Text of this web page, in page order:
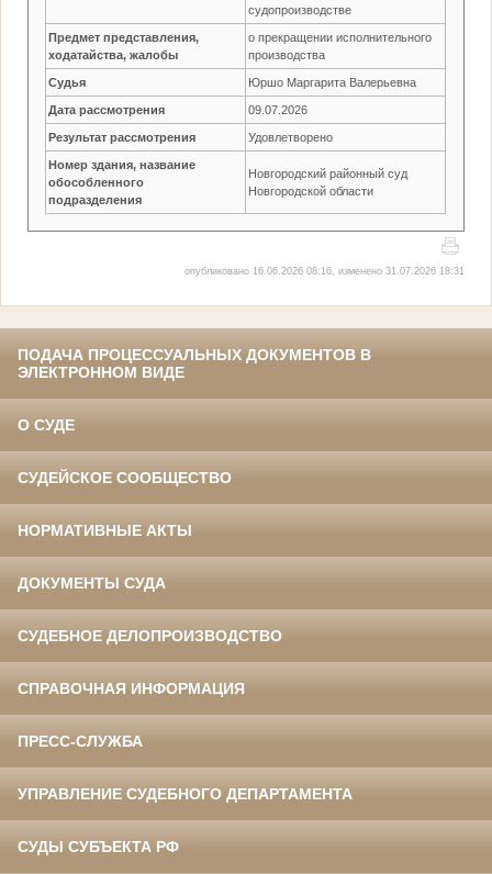
судопроизводстве
Предмет представления,
ходатайства, жалобы
о прекращении исполнительного
производства
Судья Юршо Маргарита Валерьевна
Дата рассмотрения 09.07.2026
Результат рассмотрения Удовлетворено
Номер здания, название
обособленного
подразделения
Новгородский районный суд
Новгородской области
опубликовано 16.06.2026 08:16, изменено 31.07.2026 18:31
ПОДАЧА ПРОЦЕССУАЛЬНЫХ ДОКУМЕНТОВ В
ЭЛЕКТРОННОМ ВИДЕ
О СУДЕ
СУДЕЙСКОЕ СООБЩЕСТВО
НОРМАТИВНЫЕ АКТЫ
ДОКУМЕНТЫ СУДА
СУДЕБНОЕ ДЕЛОПРОИЗВОДСТВО
СПРАВОЧНАЯ ИНФОРМАЦИЯ
ПРЕСС-СЛУЖБА
УПРАВЛЕНИЕ СУДЕБНОГО ДЕПАРТАМЕНТА
СУДЫ СУБЪЕКТА РФ